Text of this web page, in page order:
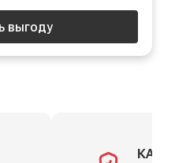
выгоду
КАСКО